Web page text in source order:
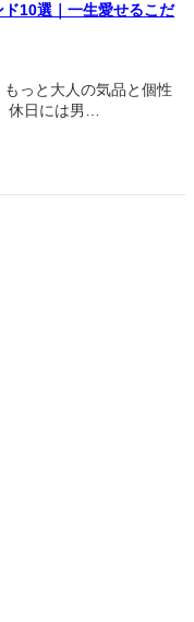
10選｜一生愛せるこだ
もっと大人の気品と個性
休日には男…